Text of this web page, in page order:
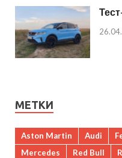
МЕТКИ
Aston Martin Audi
Mercedes
Red Bull